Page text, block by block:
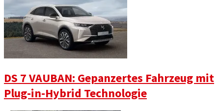
DS 7 VAUBAN: Gepanzertes Fahrzeug mit
Plug-in-Hybrid Technologie